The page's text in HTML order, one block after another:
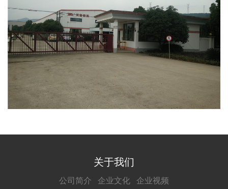
关于我们
公司简介 企业文化 企业视频